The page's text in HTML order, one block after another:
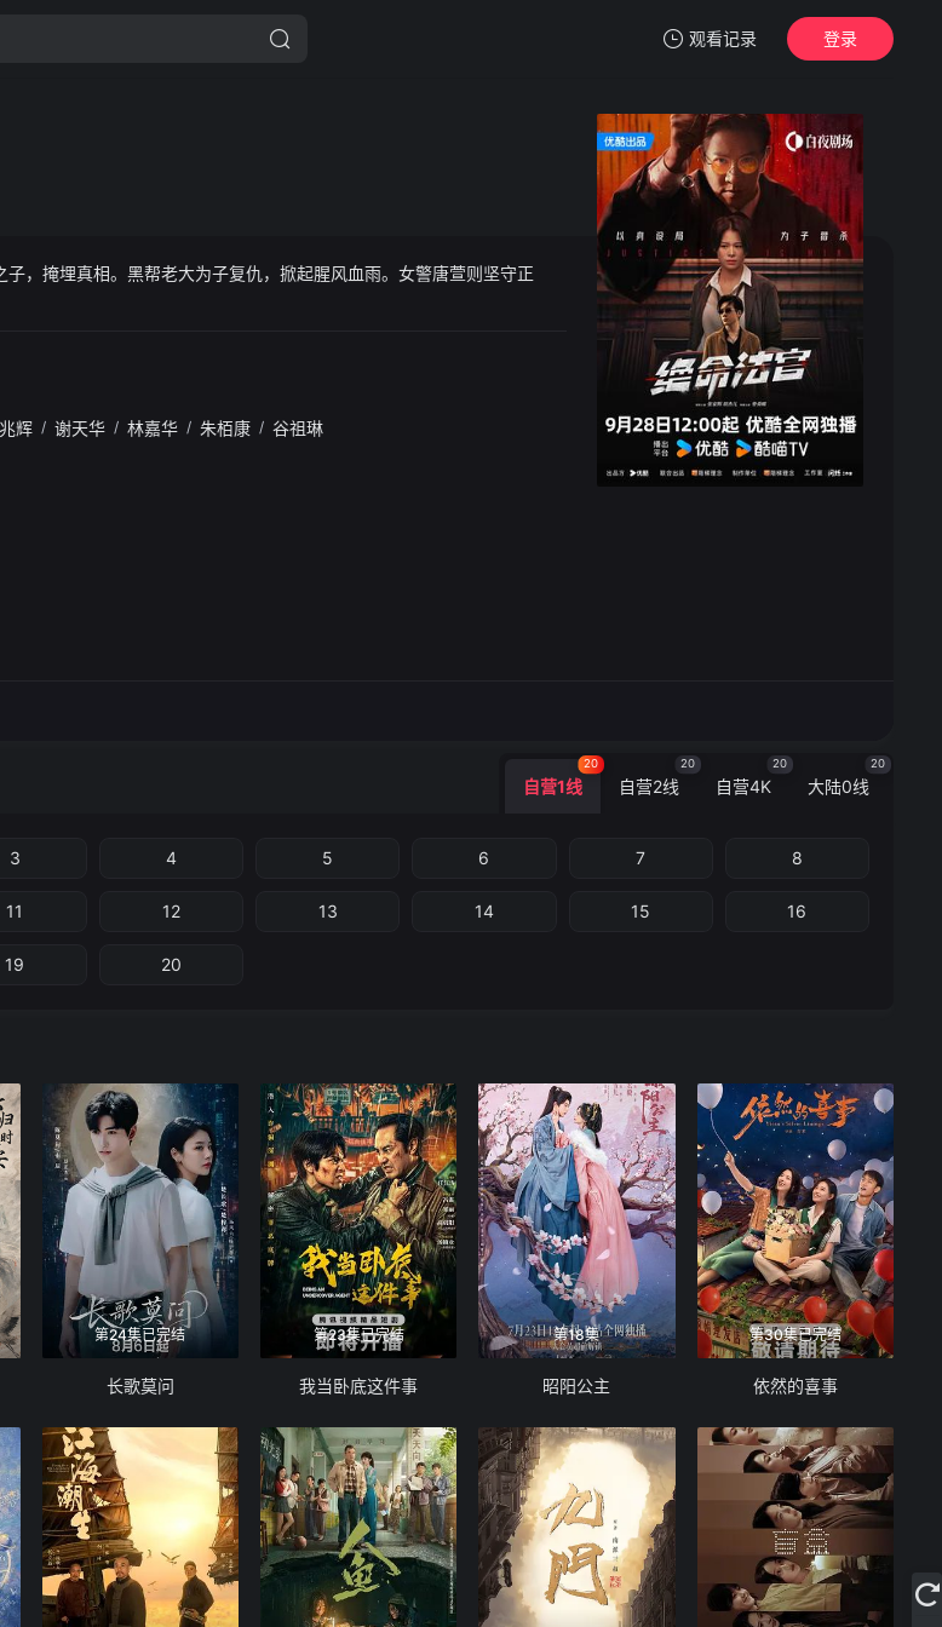
观看记录
暂无观看影片的记录
登录
，掩埋真相。黑帮老大为子复仇，掀起腥风血雨。女警唐萱则坚守正
辉 / 谢天华 / 林嘉华 / 朱栢康 / 谷祖琳
自营1线
20
自营2线
20
自营4K
20
大陆0线
20
3 4 5 6 7 8
11 12 13 14 15 16
19 20
第24集已完结
长歌莫问
第23集已完结
我当卧底这件事
第18集
昭阳公主
第30集已完结
依然的喜事